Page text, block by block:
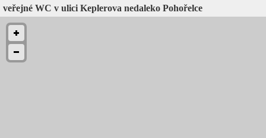
veřejné WC v ulici Keplerova nedaleko Pohořelce